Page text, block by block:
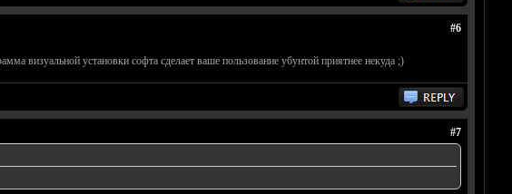
#6
визуальной установки софта сделает ваше пользование убунтой приятнее некуда ;)
#7